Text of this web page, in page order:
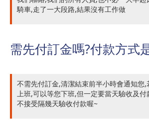
騎車,走了一大段路,結果沒有工作做
需先付訂金嗎?付款方式
不需先付訂金,清潔結束前半小時會通知您,
上班,可以等您下班,但一定要當天驗收及付
不接受隔幾天驗收付款喔~